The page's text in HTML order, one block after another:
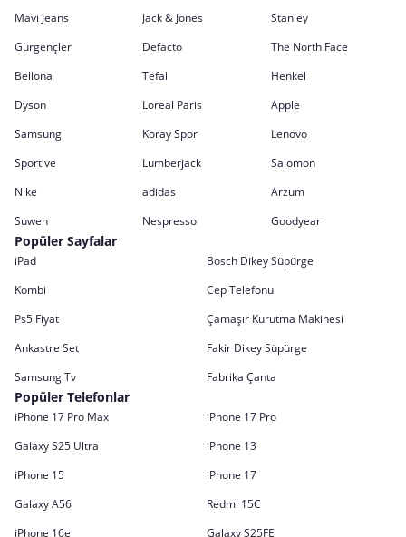
Mavi Jeans
Jack & Jones
Stanley
Gürgençler
Defacto
The North Face
Bellona
Tefal
Henkel
Dyson
Loreal Paris
Apple
Samsung
Koray Spor
Lenovo
Sportive
Lumberjack
Salomon
Nike
adidas
Arzum
Suwen
Nespresso Goodyear
Popüler Sayfalar
iPad
Bosch Dikey Süpürge
Kombi
Cep Telefonu
Ps5 Fiyat
Çamaşır Kurutma Makinesi
Ankastre Set
Fakir Dikey Süpürge
Samsung Tv
Fabrika Çanta
Popüler Telefonlar
iPhone 17 Pro Max
iPhone 17 Pro
Galaxy S25 Ultra
iPhone 13
iPhone 15
iPhone 17
Galaxy A56
Redmi 15C
iPhone 16e
Galaxy S25FE